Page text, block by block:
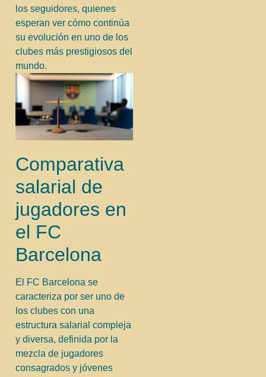
los seguidores, quienes
esperan ver cómo continúa
su evolución en uno de los
clubes más prestigiosos del
mundo.
Comparativa
salarial de
jugadores en
el FC
Barcelona
El FC Barcelona se
caracteriza por ser uno de
los clubes con una
estructura salarial compleja
y diversa, definida por la
mezcla de jugadores
consagrados y jóvenes